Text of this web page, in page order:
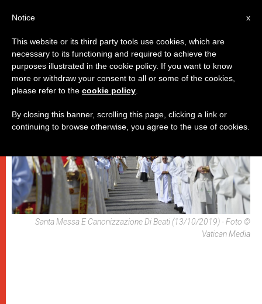
ESCATOLOGIA E CAUSE DEI SANTI,PAPI
Santa Messa E Canonizzazione Di Beati (13/10/2019) - Foto ©
Vatican Media
x
Notice
This website or its third party tools use cookies, which are
necessary to its functioning and required to achieve the
purposes illustrated in the cookie policy. If you want to know
more or withdraw your consent to all or some of the cookies,
please refer to the cookie policy
By closing this banner, scrolling this page, clicking a link or
continuing to browse otherwise, you agree to the use of cookies.